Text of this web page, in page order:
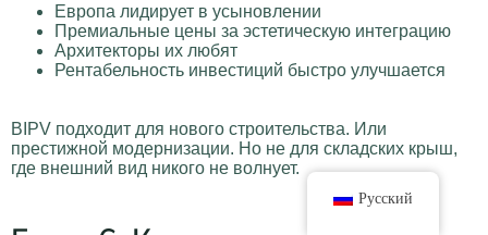
Европа лидирует в усыновлении
Премиальные цены за эстетическую интеграцию
Архитекторы их любят
Рентабельность инвестиций быстро улучшается
BIPV подходит для нового строительства. Или
престижной модернизации. Но не для складских крыш,
где внешний вид никого не волнует.
Русский